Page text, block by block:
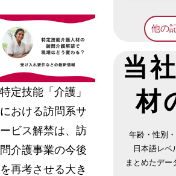
特定技能「介護」
における訪問系サ
ービス解禁は、訪
問介護事業の今後
を再考させる大き
他の
当
材
年齢・性別
日本語レベ
まとめたデー